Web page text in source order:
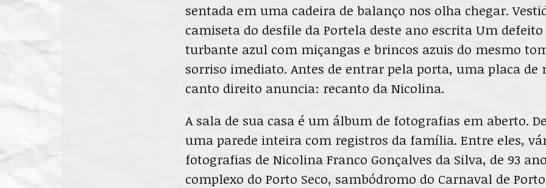
sentada em uma cadeira de balanço nos olha chegar.
camiseta do desfile da Portela deste ano escrita Um
turbante azul com miçangas e brincos azuis do mesmo
sorriso imediato. Antes de entrar pela porta, uma placa de
canto direito anuncia: recanto da Nicolina.
A sala de sua casa é um álbum de fotografias em aberto.
uma parede inteira com registros da família. Entre eles,
fotografias de Nicolina Franco Gonçalves da Silva, de 93
complexo do Porto Seco, sambódromo do Carnaval de